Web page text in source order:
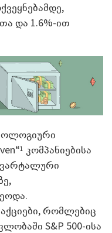
და 1.6%-ით
1 კომპანიებისა
რომლებიც
S&P 500-ისა